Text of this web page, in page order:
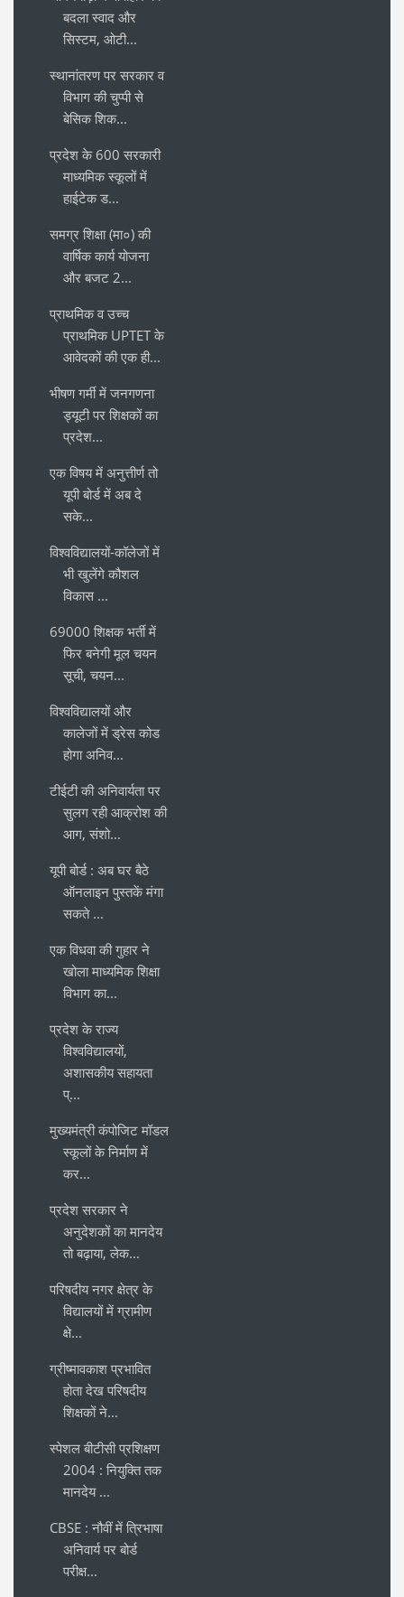
बदला स्वाद और
सिस्टम, ओटी...
स्थानांतरण पर सरकार व
विभाग की चुप्पी से
बेसिक शिक...
प्रदेश के 600 सरकारी
माध्यमिक स्कूलों में
हाईटेक ड...
समग्र शिक्षा (मा०) की
वार्षिक कार्य योजना
और बजट 2...
प्राथमिक व उच्च
प्राथमिक UPTET के
आवेदकों की एक ही...
भीषण गर्मी में जनगणना
ड्यूटी पर शिक्षकों का
प्रदेश...
एक विषय में अनुत्तीर्ण तो
यूपी बोर्ड में अब दे
सके...
विश्वविद्यालयों-कॉलेजों में
भी खुलेंगे कौशल
विकास ...
69000 शिक्षक भर्ती में
फिर बनेगी मूल चयन
सूची, चयन...
विश्वविद्यालयों और
कालेजों में ड्रेस कोड
होगा अनिव...
टीईटी की अनिवार्यता पर
सुलग रही आक्रोश की
आग, संशो...
यूपी बोर्ड : अब घर बैठे
ऑनलाइन पुस्तकें मंगा
सकते ...
एक विधवा की गुहार ने
खोला माध्यमिक शिक्षा
विभाग का...
प्रदेश के राज्य
विश्वविद्यालयों,
अशासकीय सहायता
प्...
मुख्यमंत्री कंपोजिट मॉडल
स्कूलों के निर्माण में
कर...
प्रदेश सरकार ने
अनुदेशकों का मानदेय
तो बढ़ाया, लेक...
परिषदीय नगर क्षेत्र के
विद्यालयों में ग्रामीण
क्षे...
ग्रीष्मावकाश प्रभावित
होता देख परिषदीय
शिक्षकों ने...
स्पेशल बीटीसी प्रशिक्षण
2004 : नियुक्ति तक
मानदेय ...
CBSE : नौवीं में त्रिभाषा
अनिवार्य पर बोर्ड
परीक्ष...